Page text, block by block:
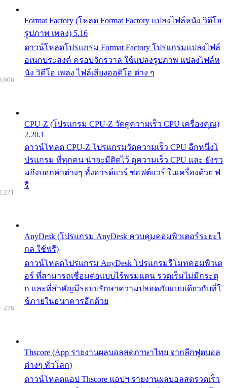
Format Factory (โหลด Format Factory แปลงไฟล์หนัง วิดีโอ
รูปภาพ เพลง) 5.16
ดาวน์โหลดโปรแกรม Format Factory โปรแกรมแปลงไฟล์
อเนกประสงค์ ครอบจักรวาล ใช้แปลงรูปภาพ แปลงไฟล์ห
นัง วิดีโอ เพลง ไฟล์เสียงออดิโอ ต่าง ๆ
CPU-Z (โปรแกรม CPU-Z วัดดูความเร็ว CPU เครื่องคุณ)
2.20.1
ดาวน์โหลด CPU-Z โปรแกรมวัดความเร็ว CPU อีกหนึ่งโ
ปรแกรม ที่ทุกคน น่าจะมีติดไว้ ดูความเร็ว CPU และ ยังรว
มถึงบอกค่าต่างๆ ทั้งฮารด์แวร์ ซอฟต์แวร์ ในเครื่องด้วย ฟ
รี
AnyDesk (โปรแกรม AnyDesk ควบคุมคอมพิวเตอร์ระยะไ
กล ใช้ฟรี)
ดาวน์โหลดโปรแกรม AnyDesk โปรแกรมรีโมทคอมพิวเต
อร์ ที่สามารถเชื่อมต่อแบบไร้พรมแดน รวดเร็มไม่มีกระตุ
ก และที่สำคัญมีระบบรักษาความปลอดภัยแบบเดียวกับที่ใ
ช้ภายในธนาคารอีกด้วย
Thscore (App รายงานผลบอลสดภาษาไทย จากลีกฟุตบอล
ต่างๆ ทั่วโลก)
ดาวน์โหลดแอป Thscore แอปฯ รายงานผลบอลสดรวดเร็ว
476